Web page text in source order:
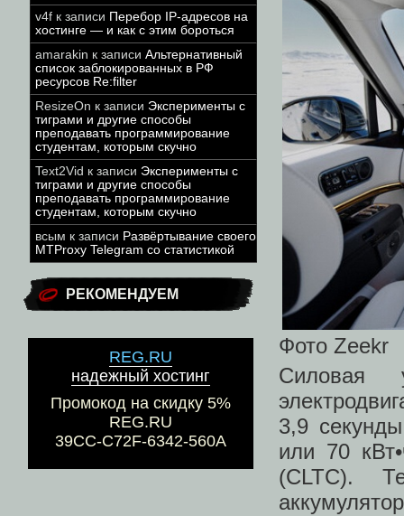
v4f к записи Перебор IP-адресов на
хостинге — и как с этим бороться
amarakin к записи Альтернативный
список заблокированных в РФ
ресурсов Re:filter
ResizeOn к записи Эксперименты с
тиграми и другие способы
преподавать программирование
студентам, которым скучно
Text2Vid к записи Эксперименты с
тиграми и другие способы
преподавать программирование
студентам, которым скучно
всым к записи Развёртывание своего
MTProxy Telegram со статистикой
РЕКОМЕНДУЕМ
REG.RU
надежный хостинг
Промокод на скидку 5%
REG.RU
39CC-C72F-6342-560A
Фото Zeekr
Силовая
3,9
или 70
(CLTC).